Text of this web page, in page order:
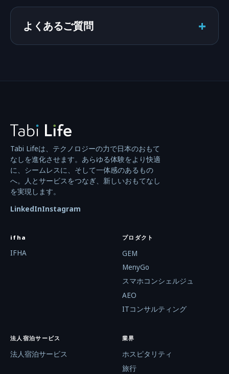
よくあるご質問 +
Tabi Lifeは、テクノロジーの力で日本のおもて
なしを進化させます。あらゆる体験をより快適
に、シームレスに、そして一体感のあるもの
へ。人とサービスをつなぎ、新しいおもてなし
を実現します。
LinkedInInstagram
ifha
IFHA
プロダクト
GEM
MenyGo
スマホコンシェルジュ
AEO
ITコンサルティング
法人宿泊サービス
法人宿泊サービス
業界
ホスピタリティ
旅行